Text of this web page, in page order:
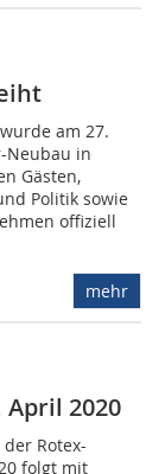
am 27.
Neubau in
Gästen,
Politik sowie
offiziell
mehr
2020
Rotex-
folgt mit